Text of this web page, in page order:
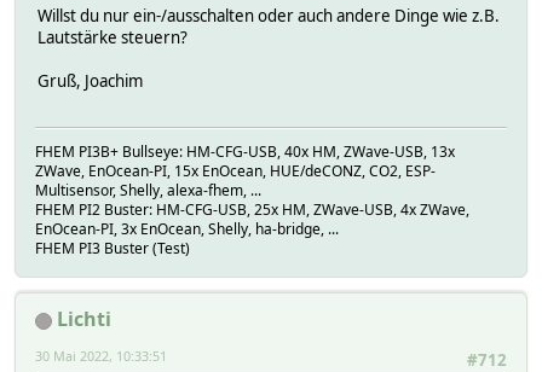
Willst du nur ein-/ausschalten oder auch andere Dinge wie z.B.
Lautstärke steuern?
Gruß, Joachim
FHEM PI3B+ Bullseye: HM-CFG-USB, 40x HM, ZWave-USB, 13x
ZWave, EnOcean-PI, 15x EnOcean, HUE/deCONZ, CO2, ESP-
Multisensor, Shelly, alexa-fhem, ...
FHEM PI2 Buster: HM-CFG-USB, 25x HM, ZWave-USB, 4x ZWave,
EnOcean-PI, 3x EnOcean, Shelly, ha-bridge, ...
FHEM PI3 Buster (Test)
Lichti
#712
30 Mai 2022, 10:33:51